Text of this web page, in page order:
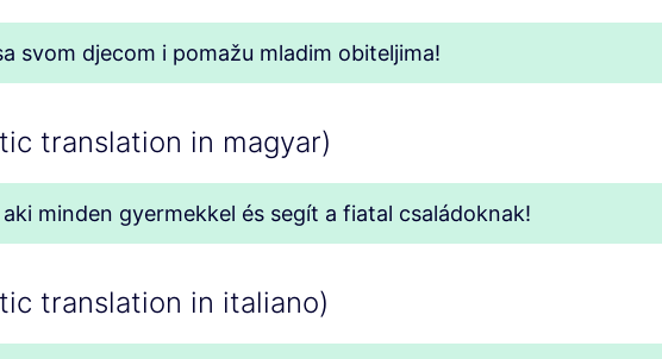
svom djecom i pomažu mladim obiteljima!
translation in magyar)
minden gyermekkel és segít a fiatal családoknak!
translation in italiano)